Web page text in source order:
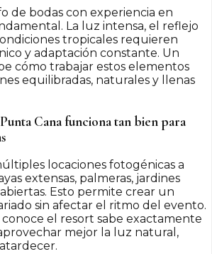
de bodas con experiencia en
La luz intensa, el reflejo
tropicales requieren
y adaptación constante. Un
cómo trabajar estos elementos
equilibradas, naturales y llenas
Cana funciona tan bien para
locaciones fotogénicas a
extensas, palmeras, jardines
Esto permite crear un
sin afectar el ritmo del evento.
el resort sabe exactamente
mejor la luz natural,